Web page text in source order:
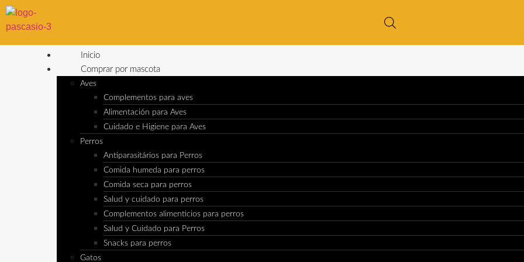
Inicio
Comprar por mascota
Aves
Complementos para aves
Alimentación para Aves
Cuidado e Higiene para Aves
Perros
Antiparasitários para Perros
Comida humeda para perros
Comida seca para perros
Salud y cuidado para perros
Complementos alimenticios para perros
Salud y Cuidado para Perros
Snacks para perros
Gatos